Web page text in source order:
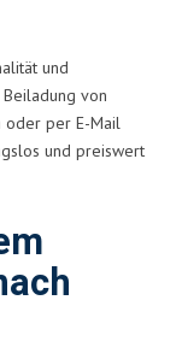
und
von
oder per E-Mail
und preiswert